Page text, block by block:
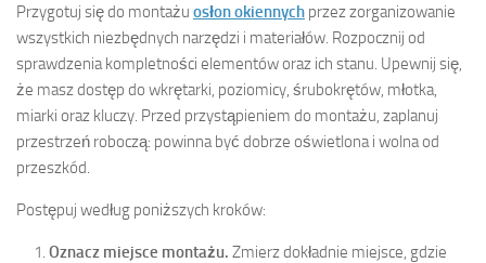
Przygotuj się do montażu osłon okiennych przez zorganizowanie
wszystkich niezbędnych narzędzi i materiałów. Rozpocznij od
sprawdzenia kompletności elementów oraz ich stanu. Upewnij się,
że masz dostęp do wkrętarki, poziomicy, śrubokrętów, młotka,
miarki oraz kluczy. Przed przystąpieniem do montażu, zaplanuj
przestrzeń roboczą: powinna być dobrze oświetlona i wolna od
przeszkód.
Postępuj według poniższych kroków:
Oznacz miejsce montażu. Zmierz dokładnie miejsce, gdzie